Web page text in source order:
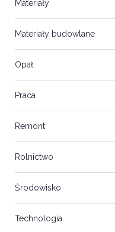
Materiały
Materiały budowlane
Opał
Praca
Remont
Rolnictwo
Środowisko
Technologia